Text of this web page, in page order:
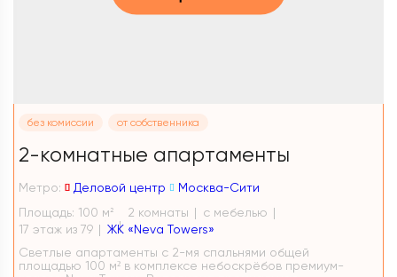
без комиссии от собственника
2-комнатные апартаменты
Метро: Деловой центр
Москва-Сити
Площадь: 100 м 2 2 комнаты
с мебелью
17 этаж из 79
ЖК «Neva Towers»
Светлые апартаменты с 2-мя спальнями общей
площадью 100 м² в комплексе небоскрёбов премиум-